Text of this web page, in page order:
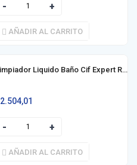
AÑADIR AL CARRITO
Limpiador Liquido Baño Cif Expert Repuesto 450ml
2.504,01
AÑADIR AL CARRITO